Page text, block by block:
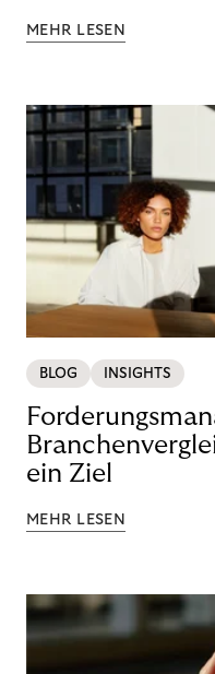
MEHR LESEN
BLOG INSIGHTS
ein Ziel
MEHR LESEN